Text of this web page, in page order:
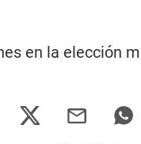
en la elección